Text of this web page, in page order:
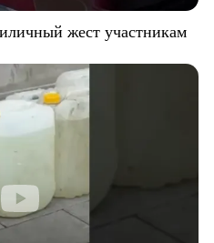
жест участникам